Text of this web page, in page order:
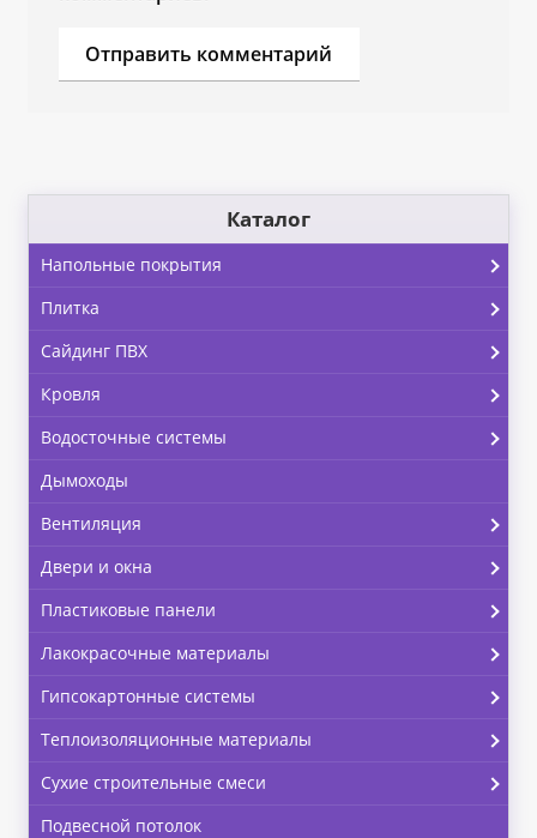
Каталог
Напольные покрытия
Плитка
Сайдинг ПВХ
Кровля
Водосточные системы
Дымоходы
Вентиляция
Двери и окна
Пластиковые панели
Лакокрасочные материалы
Гипсокартонные системы
Теплоизоляционные материалы
Сухие строительные смеси
Подвесной потолок